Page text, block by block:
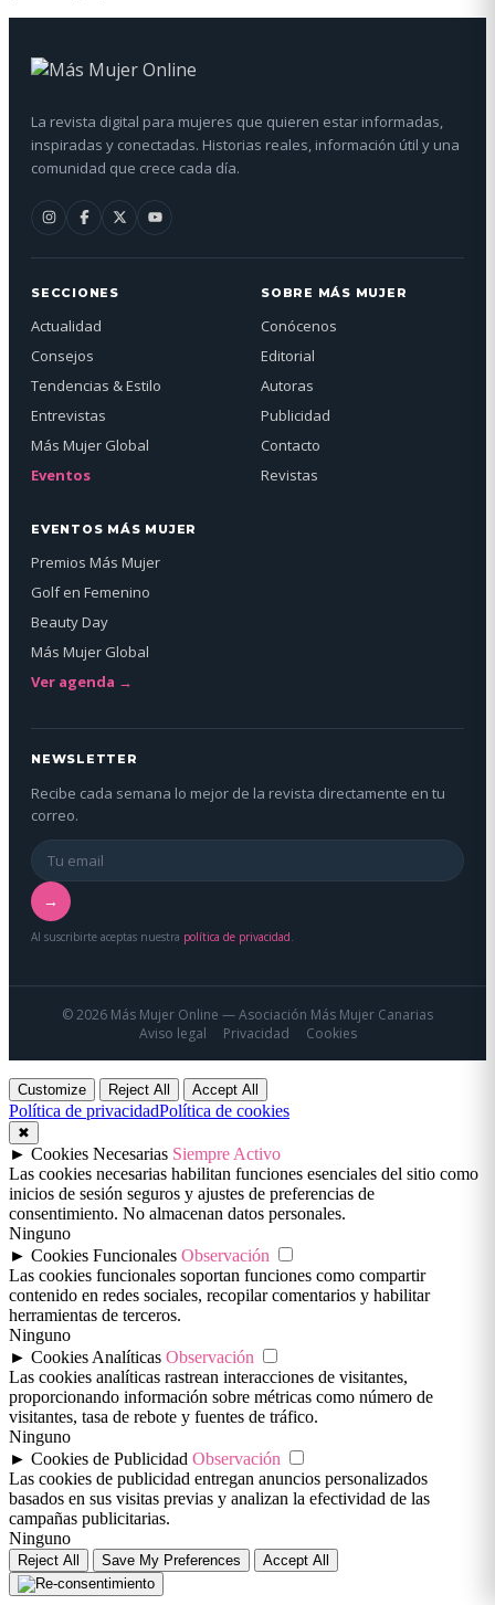
La revista digital para mujeres que quieren estar informadas,
inspiradas y conectadas. Historias reales, información útil y una
comunidad que crece cada día.
SECCIONES
Actualidad
Consejos
Tendencias & Estilo
Entrevistas
Más Mujer Global
Eventos
SOBRE MÁS MUJER
Conócenos
Editorial
Autoras
Publicidad
Contacto
Revistas
EVENTOS MÁS MUJER
Premios Más Mujer
Golf en Femenino
Beauty Day
Más Mujer Global
Ver agenda →
NEWSLETTER
Recibe cada semana lo mejor de la revista directamente en tu
correo.
→
Al suscribirte aceptas nuestra política de privacidad
© 2026 Más Mujer Online — Asociación Más Mujer Canarias
Aviso legal
Privacidad Cookies
Customize Reject All Accept All
Política de privacidadPolítica de cookies
✖
► Cookies Necesarias Siempre Activo
Las cookies necesarias habilitan funciones esenciales del sitio como
inicios de sesión seguros y ajustes de preferencias de
consentimiento. No almacenan datos personales.
Ninguno
► Cookies Funcionales Observación
Las cookies funcionales soportan funciones como compartir
contenido en redes sociales, recopilar comentarios y habilitar
herramientas de terceros.
Ninguno
► Cookies Analíticas Observación
Las cookies analíticas rastrean interacciones de visitantes,
proporcionando información sobre métricas como número de
visitantes, tasa de rebote y fuentes de tráfico.
Ninguno
► Cookies de Publicidad Observación
Las cookies de publicidad entregan anuncios personalizados
basados en sus visitas previas y analizan la efectividad de las
campañas publicitarias.
Ninguno
Reject All Save My Preferences Accept All